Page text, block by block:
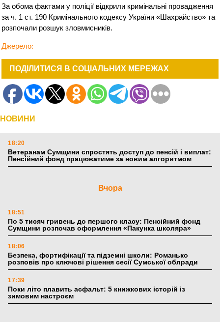
За обома фактами у поліції відкрили кримінальні провадження
за ч. 1 ст. 190 Кримінального кодексу України «Шахрайство» та
розпочали розшук зловмисників.
Джерело:
ПОДІЛИТИСЯ В СОЦІАЛЬНИХ МЕРЕЖАХ
НОВИНИ
18:20
Ветеранам Сумщини спростять доступ до пенсій і виплат:
Пенсійний фонд працюватиме за новим алгоритмом
Вчора
18:51
По 5 тисяч гривень до першого класу: Пенсійний фонд
Сумщини розпочав оформлення «Пакунка школяра»
18:06
Безпека, фортифікації та підземні школи: Романько
розповів про ключові рішення сесії Сумської облради
17:39
Поки літо плавить асфальт: 5 книжкових історій із
зимовим настроєм